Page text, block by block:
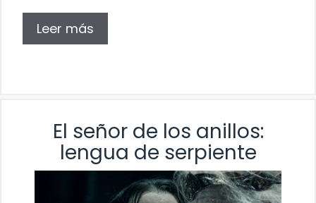
Leer más
El señor de los anillos:
lengua de serpiente